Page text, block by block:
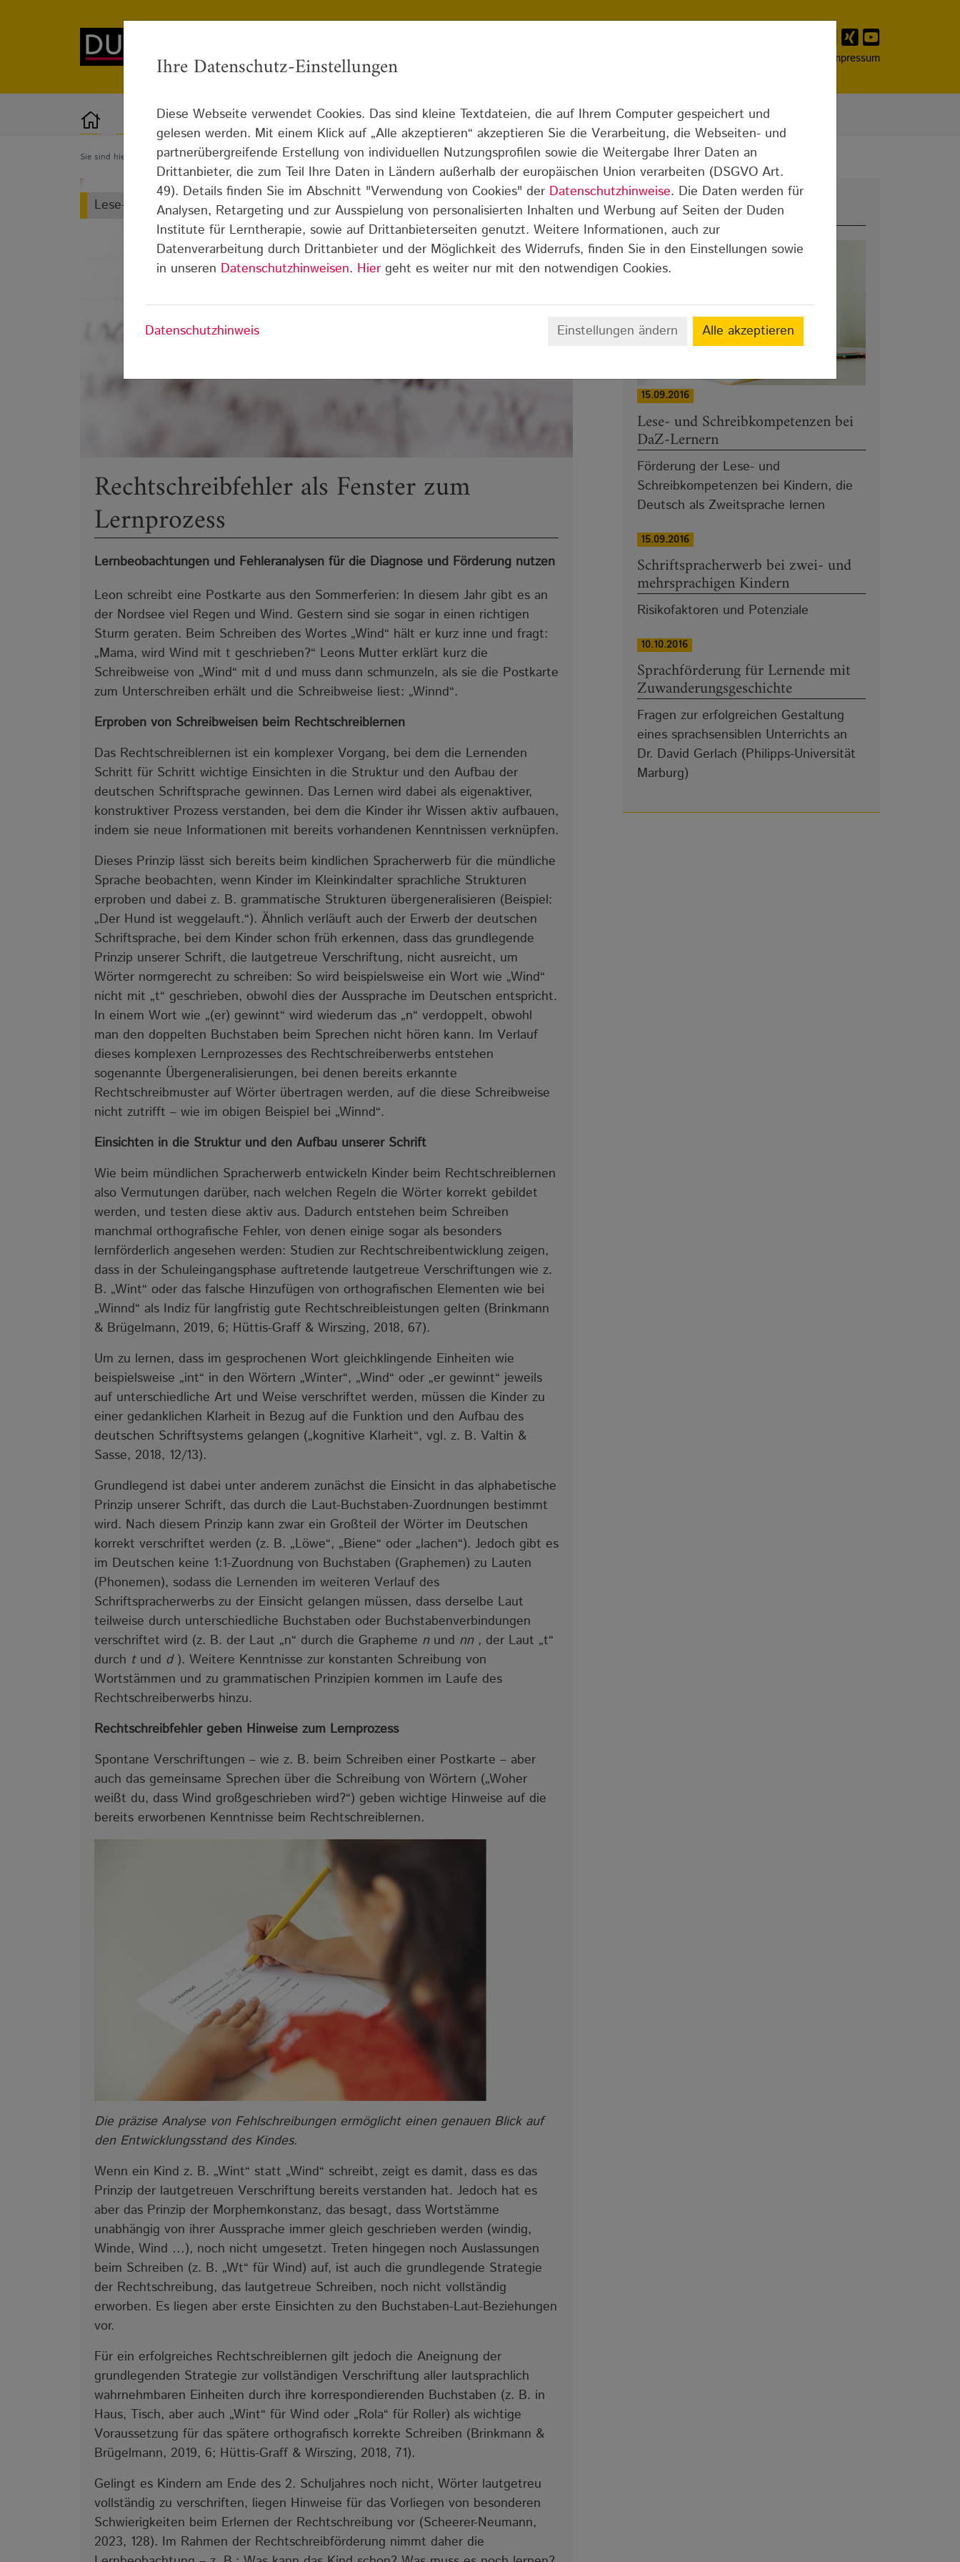
Impressum
Lerntherapie Standorte Infothek Blog Über uns Karriere
Sie sind hier: Lese-Rechtschreib-Schwäche Lese-Rechtschreib-Schwäche Detail
Lese-Rechtschreib-Schwäche
Rechtschreibfehler als Fenster zum
Lernprozess
Lernbeobachtungen und Fehleranalysen für die Diagnose und Förderung nutzen
Leon schreibt eine Postkarte aus den Sommerferien: In diesem Jahr gibt es an
der Nordsee viel Regen und Wind. Gestern sind sie sogar in einen richtigen
Sturm geraten. Beim Schreiben des Wortes „Wind“ hält er kurz inne und fragt:
„Mama, wird Wind mit t geschrieben?“ Leons Mutter erklärt kurz die
Schreibweise von „Wind“ mit d und muss dann schmunzeln, als sie die Postkarte
zum Unterschreiben erhält und die Schreibweise liest: „Winnd“.
Erproben von Schreibweisen beim Rechtschreiblernen
Das Rechtschreiblernen ist ein komplexer Vorgang, bei dem die Lernenden
Schritt für Schritt wichtige Einsichten in die Struktur und den Aufbau der
deutschen Schriftsprache gewinnen. Das Lernen wird dabei als eigenaktiver,
konstruktiver Prozess verstanden, bei dem die Kinder ihr Wissen aktiv aufbauen,
indem sie neue Informationen mit bereits vorhandenen Kenntnissen verknüpfen.
Dieses Prinzip lässt sich bereits beim kindlichen Spracherwerb für die mündliche
Sprache beobachten, wenn Kinder im Kleinkindalter sprachliche Strukturen
erproben und dabei z. B. grammatische Strukturen übergeneralisieren (Beispiel:
„Der Hund ist weggelauft.“). Ähnlich verläuft auch der Erwerb der deutschen
Schriftsprache, bei dem Kinder schon früh erkennen, dass das grundlegende
Prinzip unserer Schrift, die lautgetreue Verschriftung, nicht ausreicht, um
Wörter normgerecht zu schreiben: So wird beispielsweise ein Wort wie „Wind“
nicht mit „t“ geschrieben, obwohl dies der Aussprache im Deutschen entspricht.
In einem Wort wie „(er) gewinnt“ wird wiederum das „n“ verdoppelt, obwohl
man den doppelten Buchstaben beim Sprechen nicht hören kann. Im Verlauf
dieses komplexen Lernprozesses des Rechtschreiberwerbs entstehen
sogenannte Übergeneralisierungen, bei denen bereits erkannte
Rechtschreibmuster auf Wörter übertragen werden, auf die diese Schreibweise
nicht zutrifft – wie im obigen Beispiel bei „Winnd“.
Einsichten in die Struktur und den Aufbau unserer Schrift
Wie beim mündlichen Spracherwerb entwickeln Kinder beim Rechtschreiblernen
also Vermutungen darüber, nach welchen Regeln die Wörter korrekt gebildet
werden, und testen diese aktiv aus. Dadurch entstehen beim Schreiben
manchmal orthografische Fehler, von denen einige sogar als besonders
lernförderlich angesehen werden: Studien zur Rechtschreibentwicklung zeigen,
dass in der Schuleingangsphase auftretende lautgetreue Verschriftungen wie z.
B. „Wint“ oder das falsche Hinzufügen von orthografischen Elementen wie bei
„Winnd“ als Indiz für langfristig gute Rechtschreibleistungen gelten (Brinkmann
& Brügelmann, 2019, 6; Hüttis-Graff & Wirszing, 2018, 67).
Um zu lernen, dass im gesprochenen Wort gleichklingende Einheiten wie
beispielsweise „int“ in den Wörtern „Winter“, „Wind“ oder „er gewinnt“ jeweils
auf unterschiedliche Art und Weise verschriftet werden, müssen die Kinder zu
einer gedanklichen Klarheit in Bezug auf die Funktion und den Aufbau des
deutschen Schriftsystems gelangen („kognitive Klarheit“, vgl. z. B. Valtin &
Sasse, 2018, 12/13).
Grundlegend ist dabei unter anderem zunächst die Einsicht in das alphabetische
Prinzip unserer Schrift, das durch die Laut-Buchstaben-Zuordnungen bestimmt
wird. Nach diesem Prinzip kann zwar ein Großteil der Wörter im Deutschen
korrekt verschriftet werden (z. B. „Löwe“, „Biene“ oder „lachen“). Jedoch gibt es
im Deutschen keine 1:1-Zuordnung von Buchstaben (Graphemen) zu Lauten
(Phonemen), sodass die Lernenden im weiteren Verlauf des
Schriftspracherwerbs zu der Einsicht gelangen müssen, dass derselbe Laut
teilweise durch unterschiedliche Buchstaben oder Buchstabenverbindungen
verschriftet wird (z. B. der Laut „n“ durch die Grapheme nund nn, der Laut „t“
durch tund d). Weitere Kenntnisse zur konstanten Schreibung von
Wortstämmen und zu grammatischen Prinzipien kommen im Laufe des
Rechtschreiberwerbs hinzu.
Rechtschreibfehler geben Hinweise zum Lernprozess
Spontane Verschriftungen – wie z. B. beim Schreiben einer Postkarte – aber
auch das gemeinsame Sprechen über die Schreibung von Wörtern („Woher
weißt du, dass Wind großgeschrieben wird?“) geben wichtige Hinweise auf die
bereits erworbenen Kenntnisse beim Rechtschreiblernen.
Die präzise Analyse von Fehlschreibungen ermöglicht einen genauen Blick auf
den Entwicklungsstand des Kindes.
Wenn ein Kind z. B. „Wint“ statt „Wind“ schreibt, zeigt es damit, dass es das
Prinzip der lautgetreuen Verschriftung bereits verstanden hat. Jedoch hat es
aber das Prinzip der Morphemkonstanz, das besagt, dass Wortstämme
unabhängig von ihrer Aussprache immer gleich geschrieben werden (windig,
Winde, Wind …), noch nicht umgesetzt. Treten hingegen noch Auslassungen
beim Schreiben (z. B. „Wt“ für Wind) auf, ist auch die grundlegende Strategie
der Rechtschreibung, das lautgetreue Schreiben, noch nicht vollständig
erworben. Es liegen aber erste Einsichten zu den Buchstaben-Laut-Beziehungen
vor.
Für ein erfolgreiches Rechtschreiblernen gilt jedoch die Aneignung der
grundlegenden Strategie zur vollständigen Verschriftung aller lautsprachlich
wahrnehmbaren Einheiten durch ihre korrespondierenden Buchstaben (z. B. in
Haus, Tisch, aber auch „Wint“ für Wind oder „Rola“ für Roller) als wichtige
Voraussetzung für das spätere orthografisch korrekte Schreiben (Brinkmann &
Brügelmann, 2019, 6; Hüttis-Graff & Wirszing, 2018, 71).
Gelingt es Kindern am Ende des 2. Schuljahres noch nicht, Wörter lautgetreu
vollständig zu verschriften, liegen Hinweise für das Vorliegen von besonderen
Schwierigkeiten beim Erlernen der Rechtschreibung vor (Scheerer-Neumann,
2023, 128). Im Rahmen der Rechtschreibförderung nimmt daher die
Meist gelesen
15.09.2016
Lese- und Schreibkompetenzen bei
DaZ-Lernern
Förderung der Lese- und
Schreibkompetenzen bei Kindern, die
Deutsch als Zweitsprache lernen
15.09.2016
Schriftspracherwerb bei zwei- und
mehrsprachigen Kindern
Risikofaktoren und Potenziale
10.10.2016
Sprachförderung für Lernende mit
Zuwanderungsgeschichte
Fragen zur erfolgreichen Gestaltung
eines sprachsensiblen Unterrichts an
Dr. David Gerlach (Philipps-Universität
Marburg)
Ihre Datenschutz-Einstellungen
Diese Webseite verwendet Cookies. Das sind kleine Textdateien, die auf Ihrem Computer gespeichert und
gelesen werden. Mit einem Klick auf „Alle akzeptieren“ akzeptieren Sie die Verarbeitung, die Webseiten- und
partnerübergreifende Erstellung von individuellen Nutzungsprofilen sowie die Weitergabe Ihrer Daten an
Drittanbieter, die zum Teil Ihre Daten in Ländern außerhalb der europäischen Union verarbeiten (DSGVO Art.
49). Details finden Sie im Abschnitt "Verwendung von Cookies" der Datenschutzhinweise. Die Daten werden für
Analysen, Retargeting und zur Ausspielung von personalisierten Inhalten und Werbung auf Seiten der Duden
Institute für Lerntherapie, sowie auf Drittanbieterseiten genutzt. Weitere Informationen, auch zur
Datenverarbeitung durch Drittanbieter und der Möglichkeit des Widerrufs, finden Sie in den Einstellungen sowie
in unseren Datenschutzhinweisen. Hier geht es weiter nur mit den notwendigen Cookies.
Datenschutzhinweis Einstellungen ändern Alle akzeptieren